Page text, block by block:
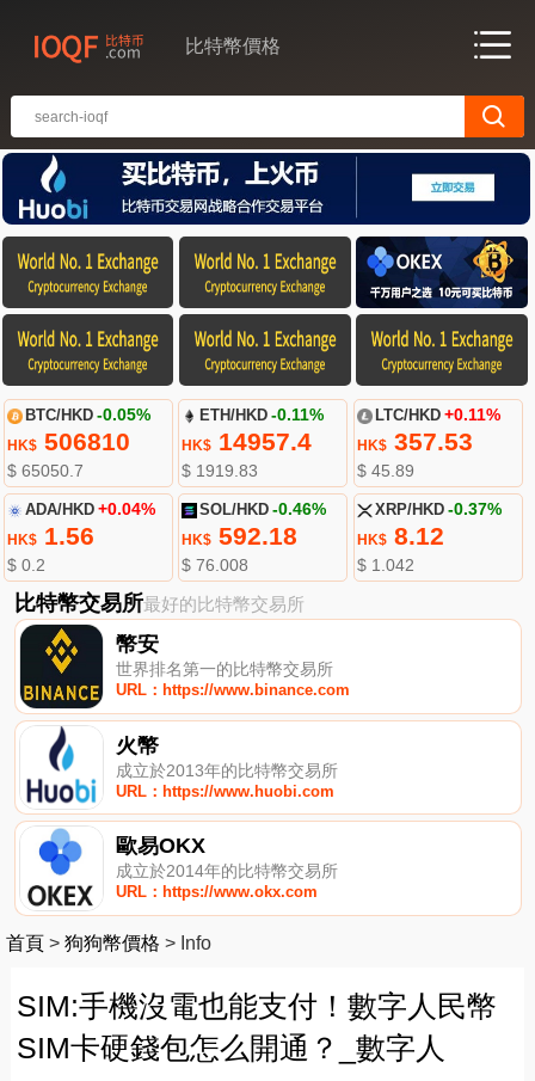
比特幣價格
BTC/HKD -0.05%
HK$506810
$ 65050.7
ETH/HKD -0.11%
HK$ 14957.4
$ 1919.83
LTC/HKD +0.11%
HK$357.53
$ 45.89
ADA/HKD +0.04%
HK$1.56
$ 0.2
SOL/HKD -0.46%
HK$ 592.18
$ 76.008
XRP/HKD -0.37%
HK$8.12
$ 1.042
比特幣交易所最好的比特幣交易所
幣安
世界排名第一的比特幣交易所
URL：https://www.binance.com
火幣
成立於2013年的比特幣交易所
URL：https://www.huobi.com
歐易OKX
成立於2014年的比特幣交易所
URL：https://www.okx.com
首頁 > 狗狗幣價格 > Info
SIM:手機沒電也能支付！數字人民幣
SIM卡硬錢包怎么開通？_數字人